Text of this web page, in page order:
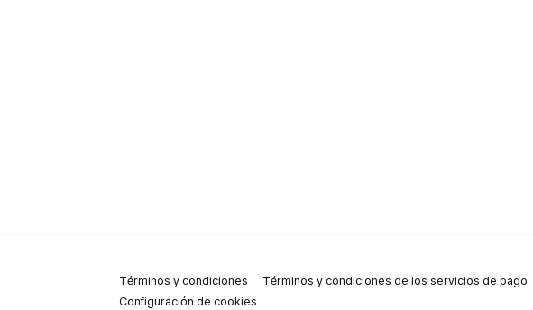
Términos y condiciones Términos y condiciones de los servicios de pago
Configuración de cookies